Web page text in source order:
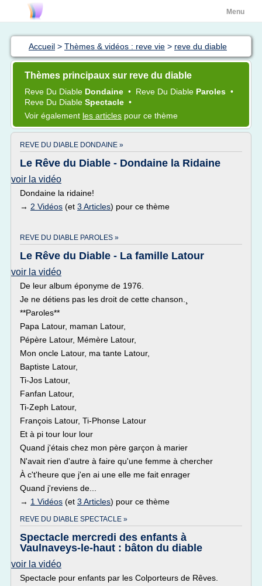
Menu
Accueil > Thèmes & vidéos : reve vie > reve du diable
Thèmes principaux sur reve du diable
Reve Du Diable Dondaine • Reve Du Diable Paroles •
Reve Du Diable Spectacle •
Voir également les articles pour ce thème
REVE DU DIABLE DONDAINE »
Le Rêve du Diable - Dondaine la Ridaine
voir la vidéo
Dondaine la ridaine!
→ 2 Vidéos (et 3 Articles) pour ce thème
REVE DU DIABLE PAROLES »
Le Rêve du Diable - La famille Latour
voir la vidéo
De leur album éponyme de 1976.
Je ne détiens pas les droit de cette chanson.¸
**Paroles**
Papa Latour, maman Latour,
Pépère Latour, Mémère Latour,
Mon oncle Latour, ma tante Latour,
Baptiste Latour,
Ti-Jos Latour,
Fanfan Latour,
Ti-Zeph Latour,
François Latour, Ti-Phonse Latour
Et à pi tour lour lour
Quand j'étais chez mon père garçon à marier
N'avait rien d'autre à faire qu'une femme à chercher
À c't'heure que j'en ai une elle me fait enrager
Quand j'reviens de...
→ 1 Vidéos (et 3 Articles) pour ce thème
REVE DU DIABLE SPECTACLE »
Spectacle mercredi des enfants à
Vaulnaveys-le-haut : bâton du diable
voir la vidéo
Spectacle pour enfants par les Colporteurs de Rêves.